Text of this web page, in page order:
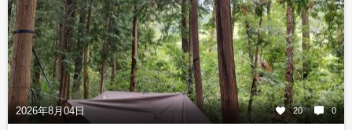
2026年8月04日 20 0